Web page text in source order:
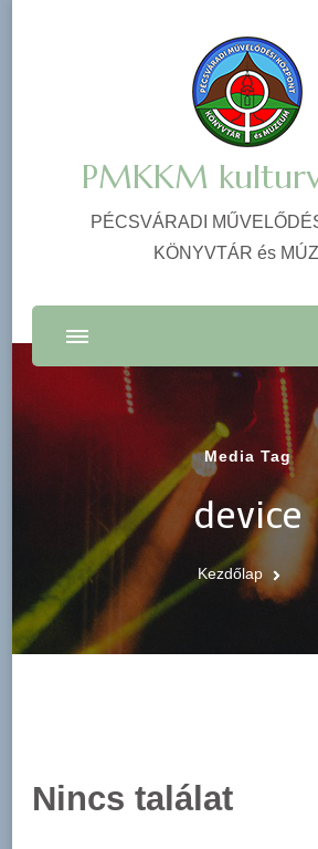
PMKKM
PÉCSVÁRADI
KÖNYVTÁR és
Media Tag
device
Kezdőlap
Nincs találat